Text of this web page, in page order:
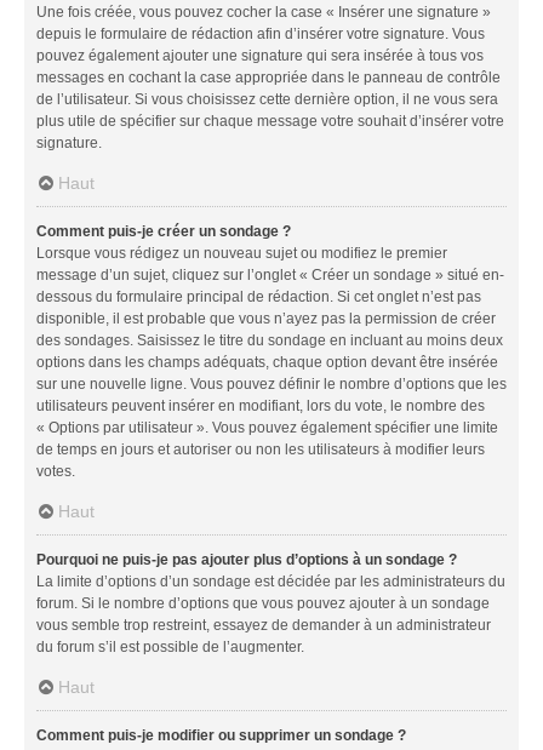
Une fois créée, vous pouvez cocher la case « Insérer une signature »
depuis le formulaire de rédaction afin d’insérer votre signature. Vous
pouvez également ajouter une signature qui sera insérée à tous vos
messages en cochant la case appropriée dans le panneau de contrôle
de l’utilisateur. Si vous choisissez cette dernière option, il ne vous sera
plus utile de spécifier sur chaque message votre souhait d’insérer votre
signature.
Haut
Comment puis-je créer un sondage ?
Lorsque vous rédigez un nouveau sujet ou modifiez le premier
message d’un sujet, cliquez sur l’onglet « Créer un sondage » situé en-
dessous du formulaire principal de rédaction. Si cet onglet n’est pas
disponible, il est probable que vous n’ayez pas la permission de créer
des sondages. Saisissez le titre du sondage en incluant au moins deux
options dans les champs adéquats, chaque option devant être insérée
sur une nouvelle ligne. Vous pouvez définir le nombre d’options que les
utilisateurs peuvent insérer en modifiant, lors du vote, le nombre des
« Options par utilisateur ». Vous pouvez également spécifier une limite
de temps en jours et autoriser ou non les utilisateurs à modifier leurs
votes.
Haut
Pourquoi ne puis-je pas ajouter plus d’options à un sondage ?
La limite d’options d’un sondage est décidée par les administrateurs du
forum. Si le nombre d’options que vous pouvez ajouter à un sondage
vous semble trop restreint, essayez de demander à un administrateur
du forum s’il est possible de l’augmenter.
Haut
Comment puis-je modifier ou supprimer un sondage ?